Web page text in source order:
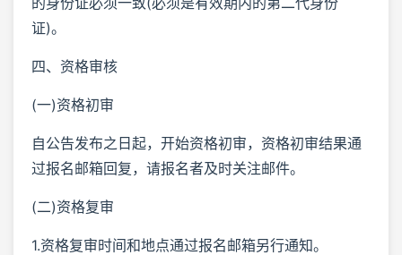
证)。
四、资格审核
(一)资格初审
自公告发布之日起，开始资格初审，资格初审结果通
过报名邮箱回复，请报名者及时关注邮件。
(二)资格复审
1.资格复审时间和地点通过报名邮箱另行通知。